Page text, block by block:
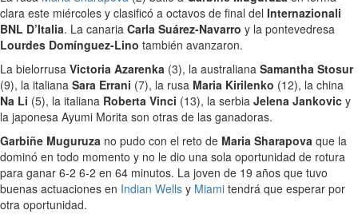
clara este miércoles y clasificó a octavos de final del Internazionali
BNL D’Italia. La canaria Carla Suárez-Navarro y la pontevedresa
Lourdes Domínguez-Lino también avanzaron.
La bielorrusa Victoria Azarenka (3), la australiana Samantha Stosur
(9), la italiana Sara Errani (7), la rusa Maria Kirilenko (12), la china
Na Li (5), la italiana Roberta Vinci (13), la serbia Jelena Jankovic y
la japonesa Ayumi Morita son otras de las ganadoras.
Garbiñe Muguruza no pudo con el reto de Maria Sharapova que la
dominó en todo momento y no le dio una sola oportunidad de rotura
para ganar 6-2 6-2 en 64 minutos. La joven de 19 años que tuvo
buenas actuaciones en Indian Wells y Miami tendrá que esperar por
otra oportunidad.